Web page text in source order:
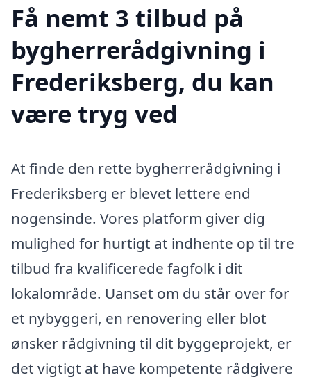
Få nemt 3 tilbud på
bygherrerådgivning i
Frederiksberg, du kan
være tryg ved
At finde den rette bygherrerådgivning i
Frederiksberg er blevet lettere end
nogensinde. Vores platform giver dig
mulighed for hurtigt at indhente op til tre
tilbud fra kvalificerede fagfolk i dit
lokalområde. Uanset om du står over for
et nybyggeri, en renovering eller blot
ønsker rådgivning til dit byggeprojekt, er
det vigtigt at have kompetente rådgivere